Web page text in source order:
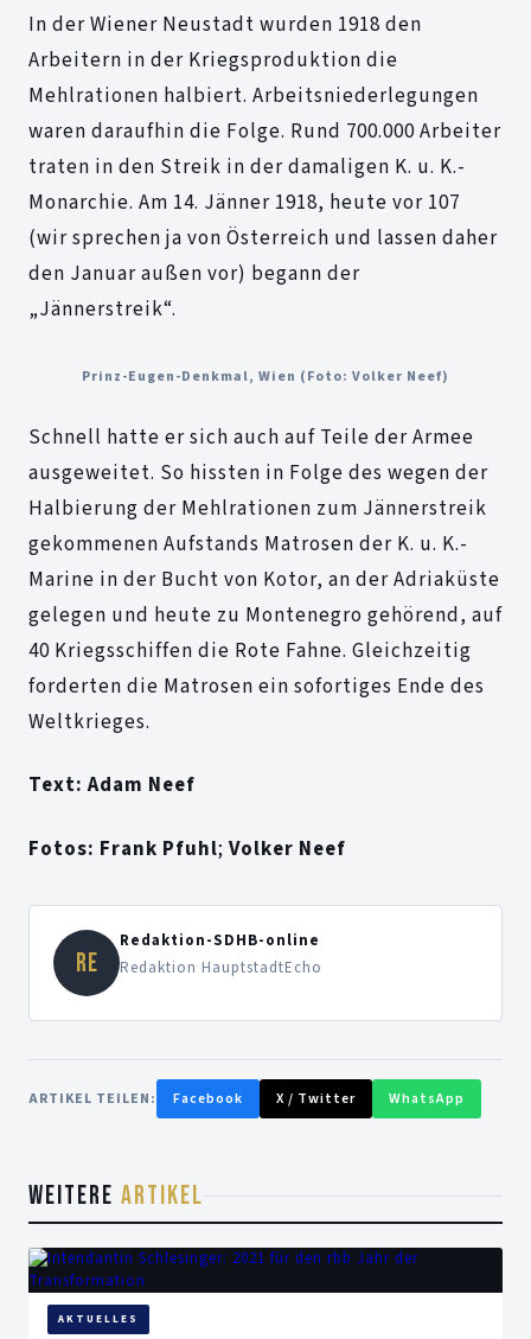
In der Wiener Neustadt wurden 1918 den
Arbeitern in der Kriegsproduktion die
Mehlrationen halbiert. Arbeitsniederlegungen
waren daraufhin die Folge. Rund 700.000 Arbeiter
traten in den Streik in der damaligen K. u. K.-
Monarchie. Am 14. Jänner 1918, heute vor 107
(wir sprechen ja von Österreich und lassen daher
den Januar außen vor) begann der
„Jännerstreik“.
Prinz-Eugen-Denkmal, Wien (Foto: Volker Neef)
Schnell hatte er sich auch auf Teile der Armee
ausgeweitet. So hissten in Folge des wegen der
Halbierung der Mehlrationen zum Jännerstreik
gekommenen Aufstands Matrosen der K. u. K.-
Marine in der Bucht von Kotor, an der Adriaküste
gelegen und heute zu Montenegro gehörend, auf
40 Kriegsschiffen die Rote Fahne. Gleichzeitig
forderten die Matrosen ein sofortiges Ende des
Weltkrieges.
Text: Adam Neef
Fotos: Frank Pfuhl; Volker Neef
RE
Redaktion-SDHB-online
Redaktion HauptstadtEcho
ARTIKEL TEILEN: Facebook X / Twitter WhatsApp
WEITERE ARTIKEL
AKTUELLES